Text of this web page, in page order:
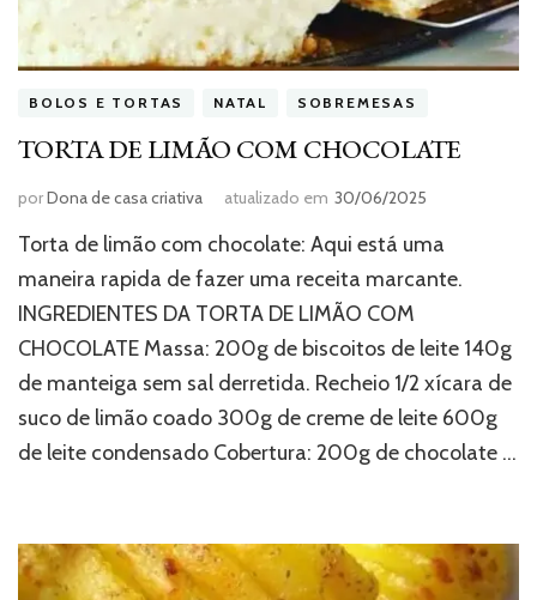
BOLOS E TORTAS NATAL SOBREMESAS
TORTA DE LIMÃO COM CHOCOLATE
porDona de casa criativa atualizado em 30/06/2025
Torta de limão com chocolate: Aqui está uma
maneira rapida de fazer uma receita marcante.
INGREDIENTES DA TORTA DE LIMÃO COM
CHOCOLATE Massa: 200g de biscoitos de leite 140g
de manteiga sem sal derretida. Recheio 1/2 xícara de
suco de limão coado 300g de creme de leite 600g
de leite condensado Cobertura: 200g de chocolate …